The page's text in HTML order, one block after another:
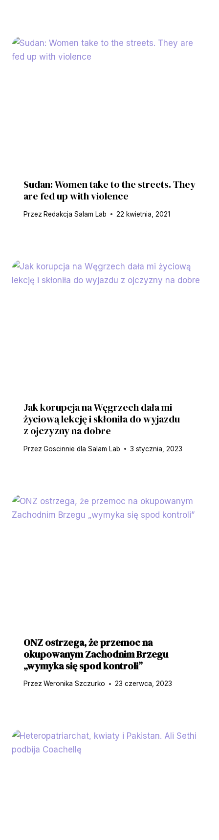
Sudan: Women take to the streets. They
are fed up with violence
Przez Redakcja Salam Lab 22 kwietnia, 2021
Jak korupcja na Węgrzech dała mi
życiową lekcję i skłoniła do wyjazdu
z ojczyzny na dobre
Przez Goscinnie dla Salam Lab 3 stycznia, 2023
ONZ ostrzega, że ​​przemoc na
okupowanym Zachodnim Brzegu
„wymyka się spod kontroli”
Przez Weronika Szczurko 23 czerwca, 2023